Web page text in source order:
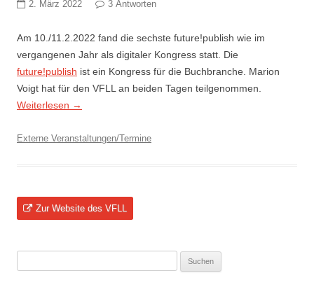
2. März 2022 3 Antworten
Am 10./11.2.2022 fand die sechste future!publish wie im
vergangenen Jahr als digitaler Kongress statt. Die
future!publish ist ein Kongress für die Buchbranche. Marion
Voigt hat für den VFLL an beiden Tagen teilgenommen.
Weiterlesen →
Externe Veranstaltungen/Termine
Zur Website des VFLL